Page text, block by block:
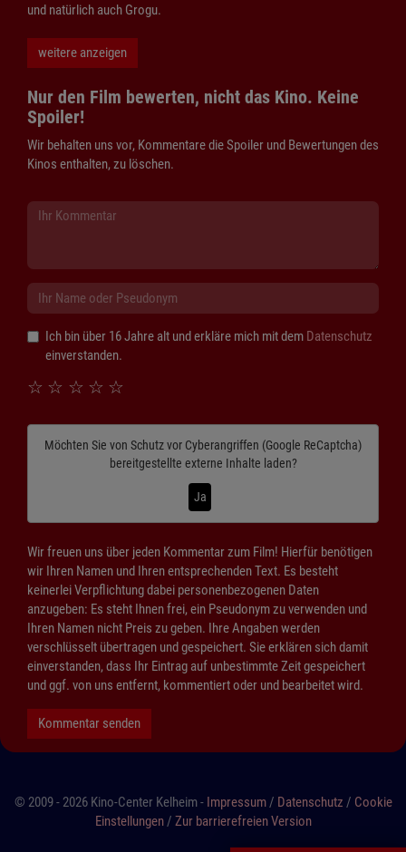
und natürlich auch Grogu.
weitere anzeigen
Nur den Film bewerten, nicht das Kino. Keine
Spoiler!
Wir behalten uns vor, Kommentare die Spoiler und Bewertungen des
Kinos enthalten, zu löschen.
Ich bin über 16 Jahre alt und erkläre mich mit dem Datenschutz
einverstanden.
☆
☆
☆
☆
☆
Möchten Sie von Schutz vor Cyberangriffen (Google ReCaptcha)
bereitgestellte externe Inhalte laden?
Ja
Wir freuen uns über jeden Kommentar zum Film! Hierfür benötigen
wir Ihren Namen und Ihren entsprechenden Text. Es besteht
keinerlei Verpflichtung dabei personenbezogenen Daten
anzugeben: Es steht Ihnen frei, ein Pseudonym zu verwenden und
Ihren Namen nicht Preis zu geben. Ihre Angaben werden
verschlüsselt übertragen und gespeichert. Sie erklären sich damit
einverstanden, dass Ihr Eintrag auf unbestimmte Zeit gespeichert
und ggf. von uns entfernt, kommentiert oder und bearbeitet wird.
Kommentar senden
© 2009 - 2026 Kino-Center Kelheim - Impressum/ Datenschutz / Cookie
Einstellungen/ Zur barrierefreien Version